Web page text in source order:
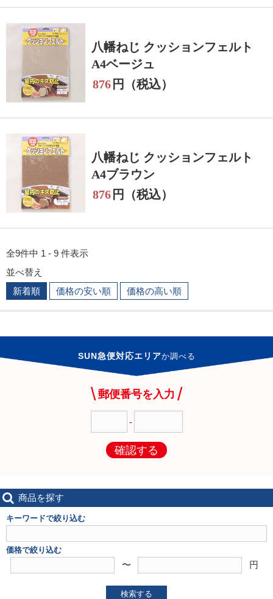
八幡ねじ クッションフェルト
A4ベージュ
876 円（税込）
八幡ねじ クッションフェルト
A4ブラウン
876 円（税込）
全9件中 1 - 9 件表示
並べ替え
新着順
価格の安い順 価格の高い順
SUN急便対応エリアか調べる
郵便番号を入力
-
確認する
商品を探す
キーワードで絞り込む
価格で絞り込む
〜 円
検索する